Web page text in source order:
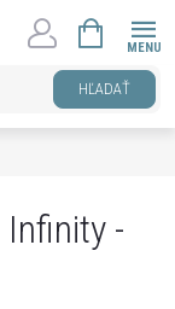
HĽADAŤ
KOŠÍK
-